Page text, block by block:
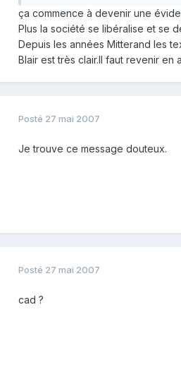
ça commence à devenir une
Plus la société se libéralise et se
Depuis les années Mitterand les
Blair est très clair.Il faut revenir
Posté 27 mai 2007
Je trouve ce message douteux.
Posté 27 mai 2007
cad ?